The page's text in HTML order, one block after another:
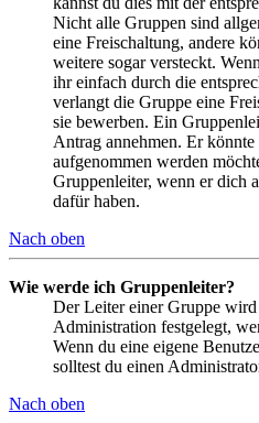
Nicht alle Gruppen sind
eine Freischaltung, andere
weitere sogar versteckt.
ihr einfach durch die
verlangt die Gruppe eine
sie bewerben. Ein
Antrag annehmen. Er
aufgenommen werden
Gruppenleiter, wenn er dich
dafür haben.
Nach oben
Wie werde ich Gruppenleiter?
Der Leiter einer Gruppe
Administration festgelegt,
Wenn du eine eigene
solltest du einen
Nach oben